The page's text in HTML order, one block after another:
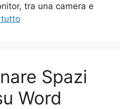
tra una camera e
tutto
Spazi
Word